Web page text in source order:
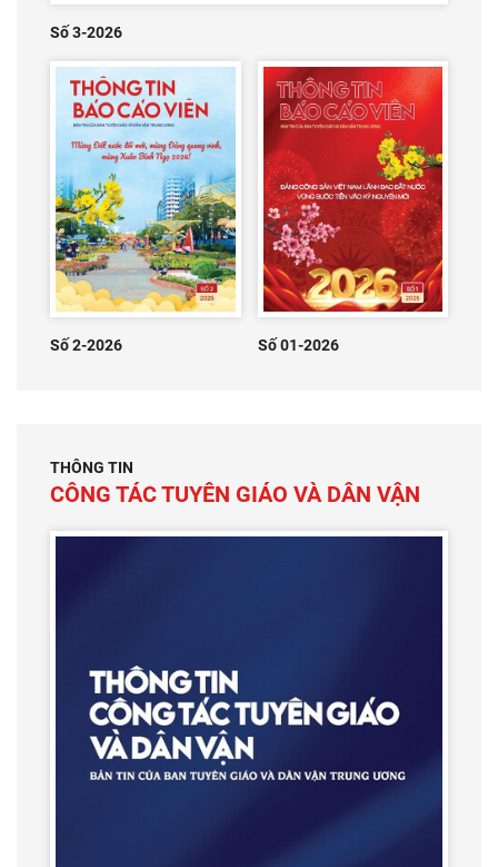
Số 3-2026
Số 2-2026 Số 01-2026
THÔNG TIN
CÔNG TÁC TUYÊN GIÁO VÀ DÂN VẬN